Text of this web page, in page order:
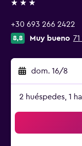
3 estrellas
+30 693 266 2422
8,8 Muy bueno
dom. 16/8
2 huéspedes, 1